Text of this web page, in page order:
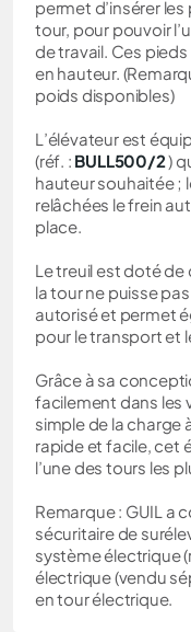
permet d’insérer les
tour, pour pouvoir
de travail. Ces
en hauteur.
poids disponibles)
L’élévateur est
(réf. : BULL500/2)
hauteur souhaitée ;
relâchées le frein
place.
Le treuil est doté de
la tour ne puisse
autorisé et permet
pour le transport et
Grâce à sa
facilement dans les
simple de la charge
rapide et facile, cet
l’une des tours les
Remarque : GUIL a
sécuritaire de
système électrique
électrique (vendu
en tour électrique.